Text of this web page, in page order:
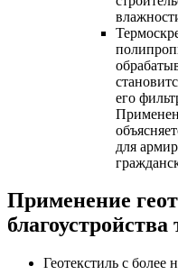
его
для
Применение
Геотекстиль с